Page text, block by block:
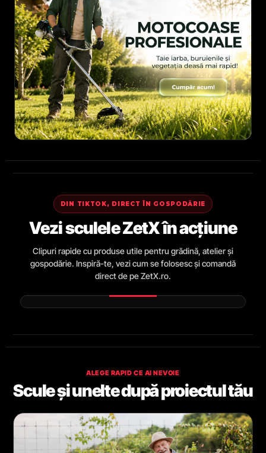
DIN TIKTOK, DIRECT ÎN GOSPODĂRIE
Vezi sculele ZetX în acțiune
Clipuri rapide cu produse utile pentru grădină, atelier și
gospodărie. Inspiră-te, vezi cum se folosesc și comandă
direct de pe ZetX.ro.
ALEGE RAPID CE AI NEVOIE
Scule și unelte după proiectul tău